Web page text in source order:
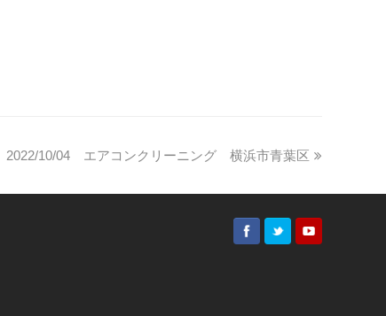
2022/10/04 エアコンクリーニング 横浜市青葉区